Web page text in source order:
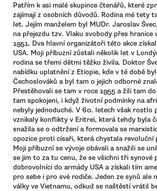
Patřím k asi malé skupince čtenářů, které
zajímají z osobních důvodů. Rodina mé tety
let. Jejím manželem byl MUDr. Jaroslav
na přejezdu tzv. Vlaku svobody přes hranice
1951. Dva hlavní organizátoři této akce
USA. Moji příbuzní zůstali několik let v
rodina se třemi dětmi těžko živila. Doktor
nabídku uplatnění z Etiopie, kde v té době
Čechoslováků a byl tam o jejich odborné
Přestěhovali se tam v roce 1955 a žili tam
tam spokojeni, i když životní podmínky na
nebyly jednoduché. V 60. letech však rostlo
vznikaly konflikty v Eritrei, která tehdy byla
snažila se o odtržení a formovala se
opozice proti císaři, která chystala revoluční
Moji příbuzní se vývoje obávali a snažili se
se jim to za tu cenu, že se všichni tři synové
dobrovolníci do armády USA a získali tím
pro sebe i pro své rodiče. Jeden ze synů ale
války ve Vietnamu, odkud se naštěstí vrátil